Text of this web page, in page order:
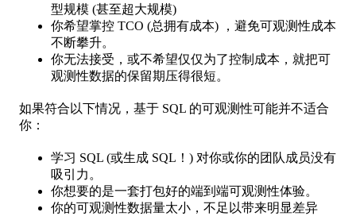
型规模 (甚至超大规模)
你希望掌控 TCO (总拥有成本) ，避免可观测性成本
不断攀升。
你无法接受，或不希望仅仅为了控制成本，就把可
观测性数据的保留期压得很短。
如果符合以下情况，基于 SQL 的可观测性可能并不适合
你：
学习 SQL (或生成 SQL！) 对你或你的团队成员没有
吸引力。
你想要的是一套打包好的端到端可观测性体验。
你的可观测性数据量太小，不足以带来明显差异